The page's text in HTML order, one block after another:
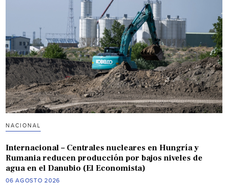
NACIONAL
Internacional – Centrales nucleares en Hungría y
Rumania reducen producción por bajos niveles de
agua en el Danubio (El Economista)
06 AGOSTO 2026